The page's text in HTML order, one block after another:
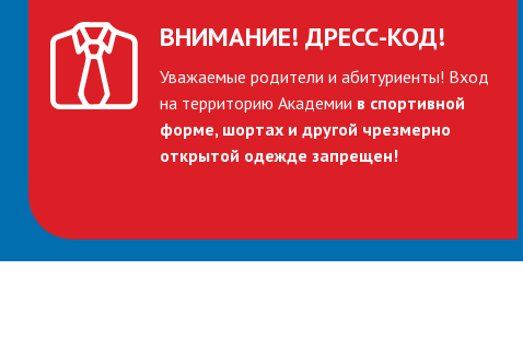
ВНИМАНИЕ! ДРЕСС-КОД!
Уважаемые родители и абитуриенты! Вход
на территорию Академии в спортивной
форме, шортах и другой чрезмерно
открытой одежде запрещен!